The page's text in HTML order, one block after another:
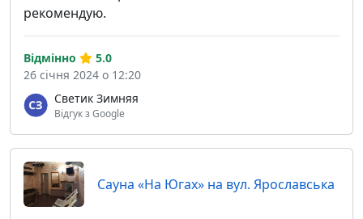
рекомендую.
Светик Зимняя
Відгук з Google
Відмінно
5.0
26 січня 2024 о 12:20
Сауна «На Югах» на вул. Ярославська